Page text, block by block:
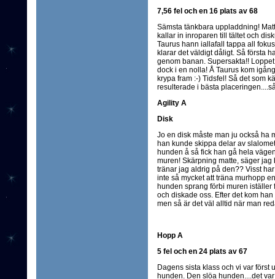
7,56 fel och en 16 plats av 68
Sämsta tänkbara uppladdning!
kallar in inroparen till tältet och
Taurus hann iallafall tappa all
klarar det väldigt dåligt. Så första
genom banan. Supersakta!!
dock i en nolla! Å Taurus kom
krypa fram :-) Tidsfel! Så det som
resulterade i bästa
Agility A
Disk
Jo en disk måste man ju också ha
han kunde skippa delar av
hunden å så fick han gå hela
muren! Skärpning matte, säger
tränar jag aldrig på den?? Visst
inte så mycket att träna murhopp
hunden sprang förbi muren iställer
och diskade oss. Efter det kom
men så är det väl alltid när man
Hopp A
5 fel och en 24 plats av 67
Dagens sista klass och vi var först
hunden. Den slöa hunden....det